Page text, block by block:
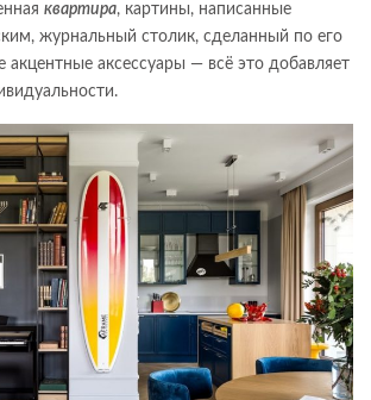
квартира, картины, написанные
журнальный столик, сделанный по его
акцентные аксессуары — всё это добавляет